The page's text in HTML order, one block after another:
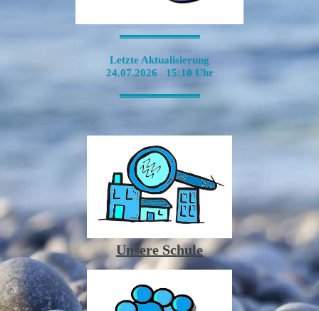
-----------------------------------------------------------------------------------------------------------------
Letzte Aktualisierung
24.07.2026 15:10 Uhr
-----------------------------------------------------------------------------------------------------------------
Unsere Schule